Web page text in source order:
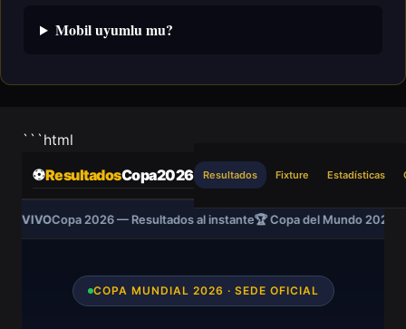
Mobil uyumlu mu?
```html
⚽ResultadosCopa2026 Resultados Fixture Estadísticas
VIVOCopa 2026 — Resultados al instante🏆 Copa del Mundo 2026 ·
COPA MUNDIAL 2026 · SEDE OFICIAL